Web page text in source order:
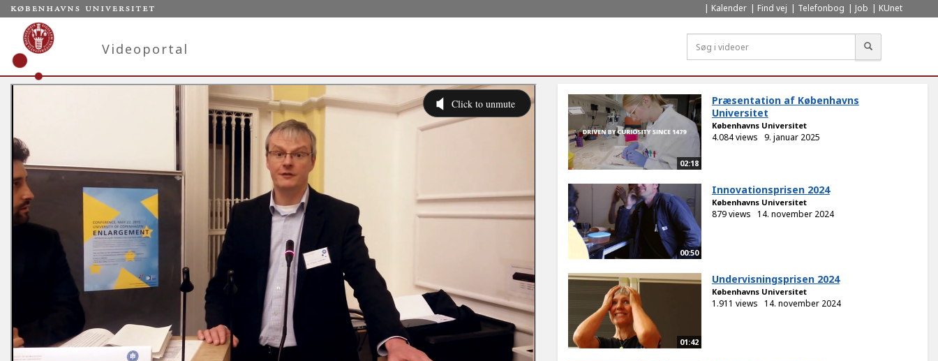
Kalender Find vej Telefonbog Job KUnet
Videoportal
02:18
Præsentation af Københavns
Universitet
Københavns Universitet
4.084 views 9. januar 2025
00:50
Innovationsprisen 2024
Københavns Universitet
879 views 14. november 2024
01:42
Undervisningsprisen 2024
Københavns Universitet
1.911 views 14. november 2024